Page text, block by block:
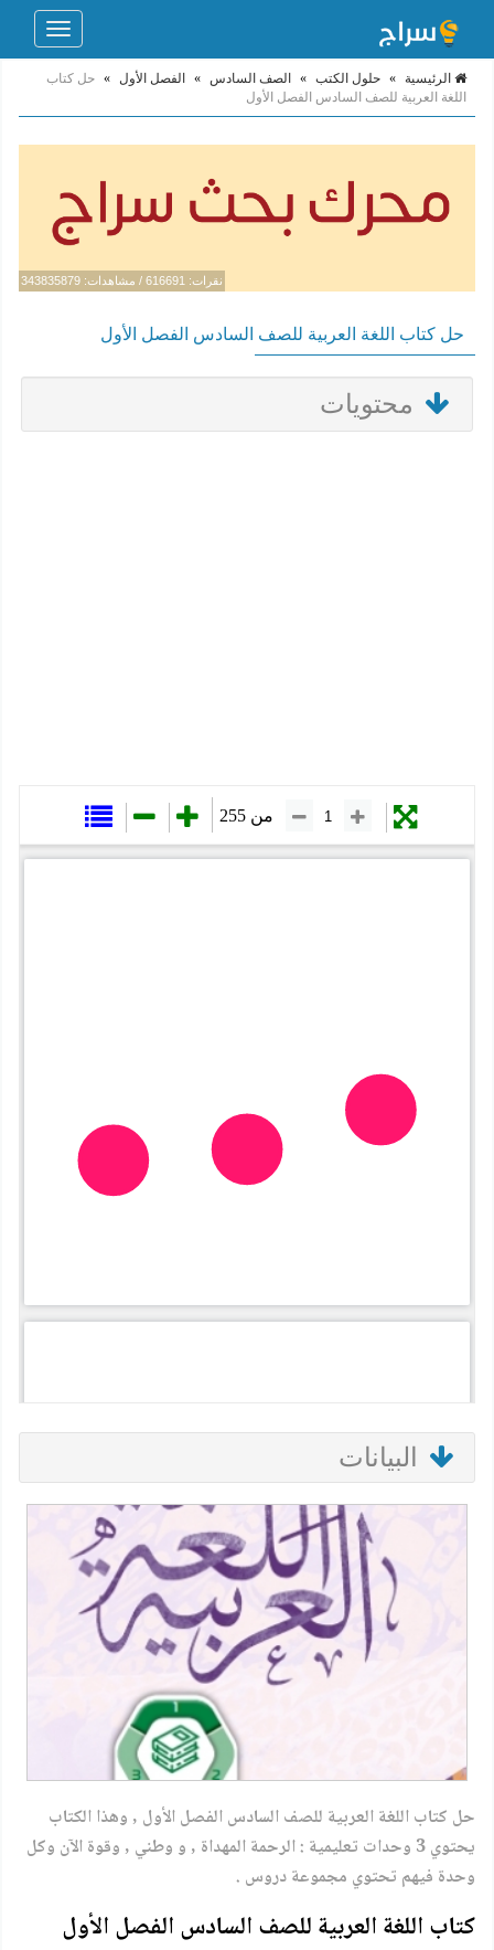
Toggle
الرئيسية » حلول الكتب » الصف السادس » الفصل الأول » حل كتاب
اللغة العربية للصف السادس الفصل الأول
نقرات: 616691 / مشاهدات: 343835879
حل كتاب اللغة العربية للصف السادس الفصل الأول
محتويات
البيانات
حل كتاب اللغة العربية للصف السادس الفصل الأول , وهذا الكتاب
يحتوي 3 وحدات تعليمية : الرحمة المهداة , و وطني , وقوة الآن وكل
وحدة فيهم تحتوي مجموعة دروس .
كتاب اللغة العربية للصف السادس الفصل الأول